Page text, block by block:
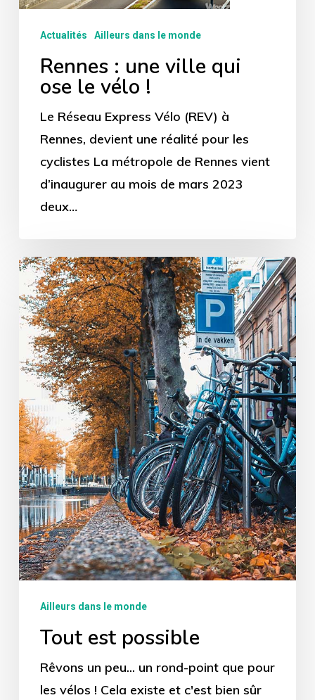
le
véloActualités Ailleurs dans le monde
Rennes : une ville qui
ose le vélo !
Le Réseau Express Vélo (REV) à
Rennes, devient une réalité pour les
cyclistes La métropole de Rennes vient
d’inaugurer au mois de mars 2023
deux…
Tout
est
possible
Ailleurs dans le monde
Tout est possible
Rêvons un peu... un rond-point que pour
les vélos ! Cela existe et c'est bien sûr